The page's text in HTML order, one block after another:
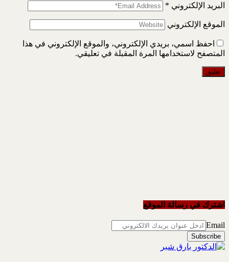
البريد الإلكتروني *
الموقع الإلكتروني
احفظ اسمي، بريدي الإلكتروني، والموقع الإلكتروني في هذا
المتصفح لاستخدامها المرة المقبلة في تعليقي.
اشترك في رسالة الموقع
Email